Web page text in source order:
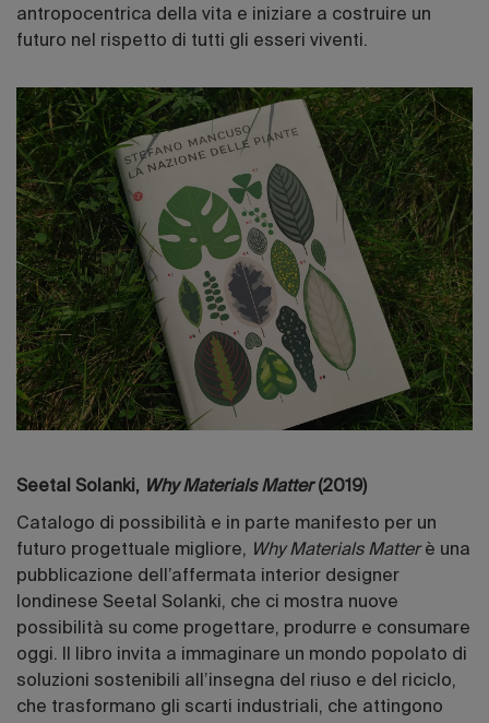
antropocentrica della vita e iniziare a costruire un
futuro nel rispetto di tutti gli esseri viventi.
Seetal Solanki, Why Materials Matter(2019)
Catalogo di possibilità e in parte manifesto per un
futuro progettuale migliore,
Why Materials Matterè una
pubblicazione dell’affermata interior designer
londinese Seetal Solanki, che ci mostra nuove
possibilità su come progettare, produrre e consumare
oggi. Il libro invita a immaginare un mondo popolato di
soluzioni sostenibili all’insegna del riuso e del riciclo,
che trasformano gli scarti industriali, che attingono